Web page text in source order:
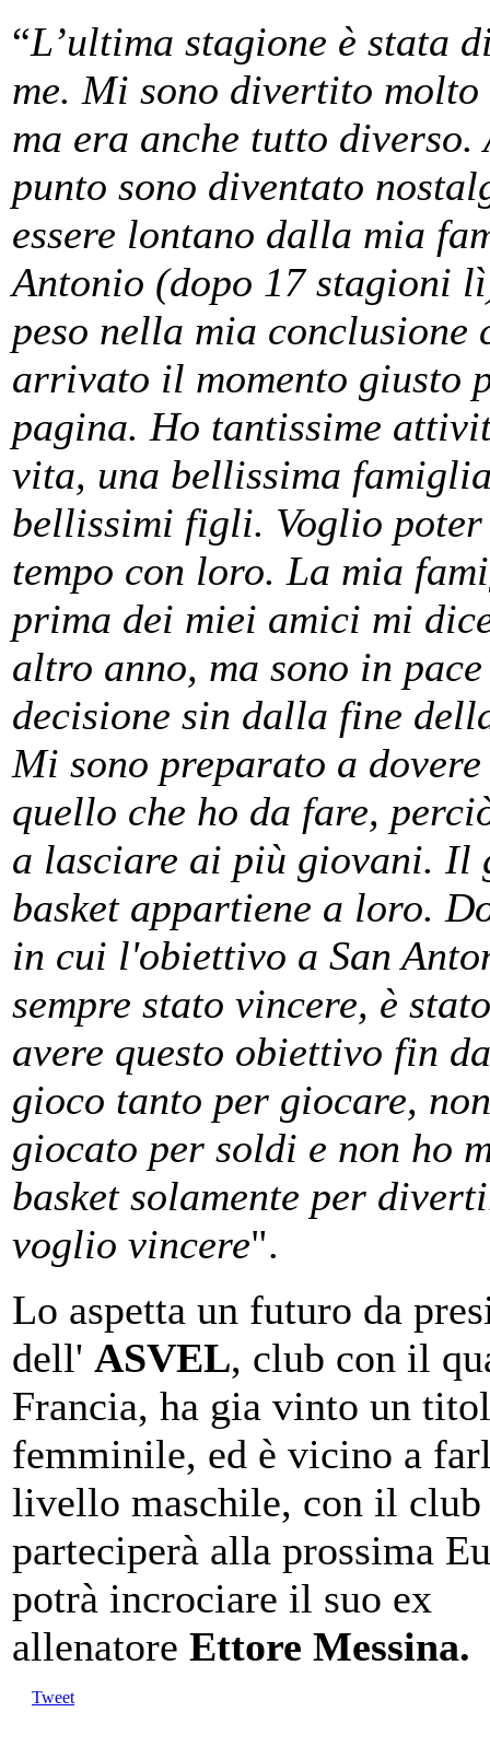
“L’ultima stagione è stata
me. Mi sono divertito
ma era anche tutto diverso.
punto sono diventato
essere lontano dalla mia
Antonio (dopo 17 stagioni
peso nella mia conclusione
arrivato il momento giusto
pagina. Ho tantissime
vita, una bellissima
bellissimi figli. Voglio poter
tempo con loro. La mia
prima dei miei amici mi
altro anno, ma sono in
decisione sin dalla fine
Mi sono preparato a
quello che ho da fare,
a lasciare ai più giovani. Il
basket appartiene a loro.
in cui l'obiettivo a San
sempre stato vincere, è
avere questo obiettivo fin
gioco tanto per giocare,
giocato per soldi e non ho
basket solamente per
voglio vincere".
Lo aspetta un futuro da
dell' ASVEL, club con il
Francia, ha gia vinto un
femminile, ed è vicino a
livello maschile, con il club
parteciperà alla prossima
potrà incrociare il suo ex
allenatore Ettore Messina.
Tweet